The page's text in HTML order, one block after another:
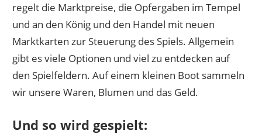
regelt die Marktpreise, die Opfergaben im Tempel
und an den König und den Handel mit neuen
Marktkarten zur Steuerung des Spiels. Allgemein
gibt es viele Optionen und viel zu entdecken auf
den Spielfeldern. Auf einem kleinen Boot sammeln
wir unsere Waren, Blumen und das Geld.
Und so wird gespielt: